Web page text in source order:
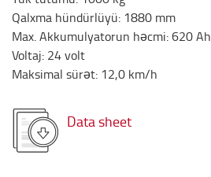
Qalxma hündürlüyü: 1880 mm
Max. Akkumulyatorun həcmi:620Ah
Voltaj: 24volt
Maksimal sürət: 12,0 km/h
Data sheet